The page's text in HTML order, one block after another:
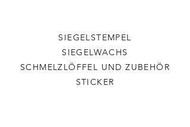
SIEGELSTEMPEL
SIEGELWACHS
SCHMELZLÖFFEL UND ZUBEHÖR
STICKER